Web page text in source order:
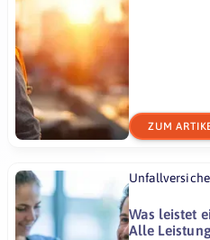
ZUM
Was leistet
Alle